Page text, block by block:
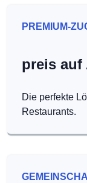
PREMIUM-
preis auf
Die perfekte
Restaurants.